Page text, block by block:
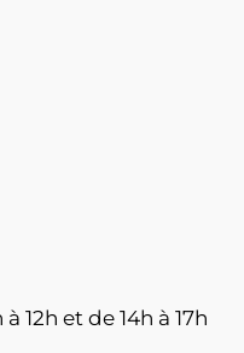
12h et de 14h à 17h